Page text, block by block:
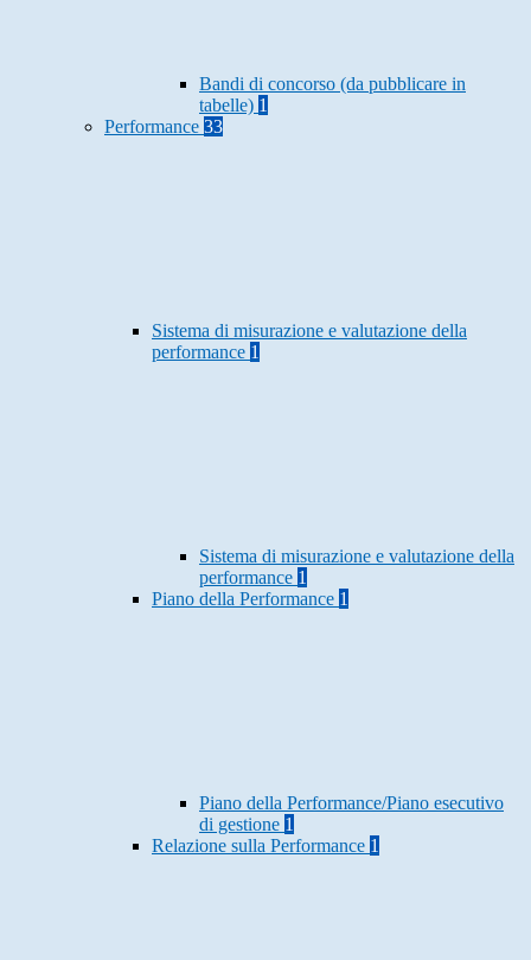
Bandi di concorso (da pubblicare in
tabelle) 1
Performance 33
Sistema di misurazione e valutazione della
performance 1
Sistema di misurazione e valutazione della
performance 1
Piano della Performance 1
Piano della Performance/Piano esecutivo
di gestione 1
Relazione sulla Performance 1